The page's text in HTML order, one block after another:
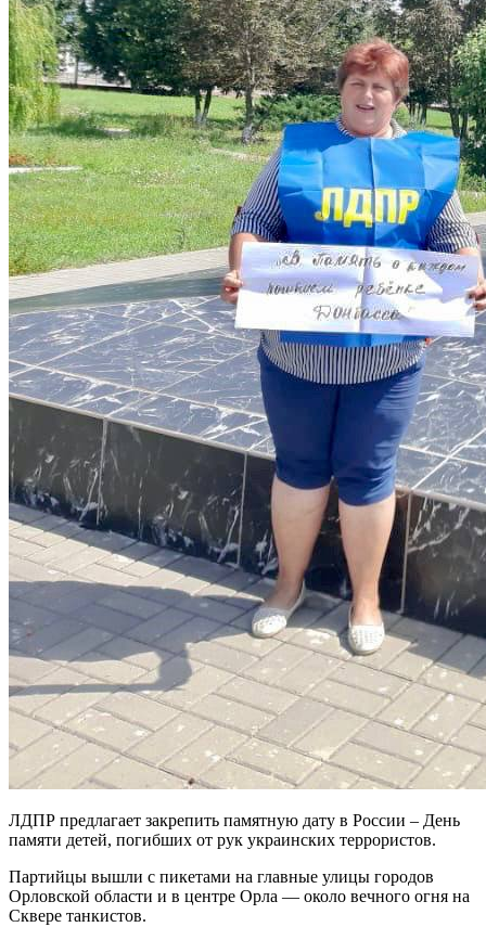
ЛДПР предлагает закрепить памятную дату в России – День
памяти детей, погибших от рук украинских террористов.
Партийцы вышли с пикетами на главные улицы городов
Орловской области и в центре Орла — около вечного огня на
Сквере танкистов.